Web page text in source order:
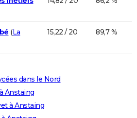
(La
15,22 / 20 89,7 %
dans le Nord
Anstaing
à Anstaing